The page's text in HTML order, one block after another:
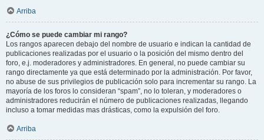
Arriba
¿Cómo se puede cambiar mi rango?
Los rangos aparecen debajo del nombre de usuario e indican la cantidad de
publicaciones realizadas por el usuario o la posición del mismo dentro del
foro, e.j. moderadores y administradores. En general, no puede cambiar su
rango directamente ya que está determinado por la administración. Por favor,
no abuse de sus privilegios de publicación solo para incrementar su rango. La
mayoría de los foros lo consideran “spam”, no lo toleran, y moderadores o
administradores reducirán el número de publicaciones realizadas, llegando
incluso a tomar medidas mas drásticas, como la expulsión del foro.
Arriba